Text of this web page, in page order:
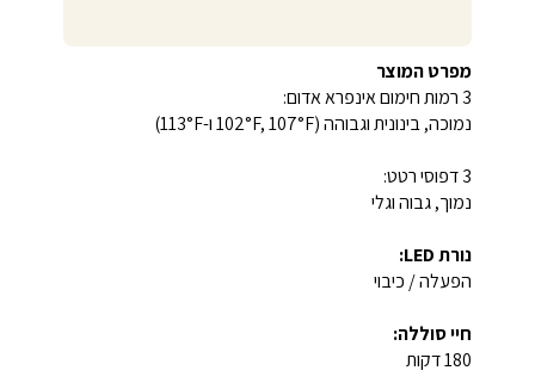
מפרט המוצר
3 רמות חימום אינפרא אדום:
נמוכה, בינונית וגבוהה (102°F, 107°F ו-113°F)
3 דפוסי רטט:
נמוך, גבוה וגלי
נורת LED:
הפעלה / כיבוי
חיי סוללה:
180 דקות